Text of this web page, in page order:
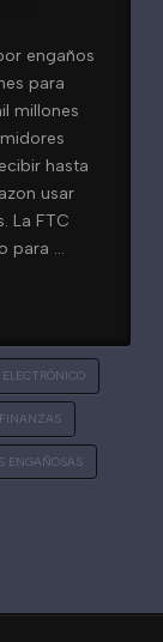
engaños
para
millones
hasta
usar
La FTC
para …
FINANZAS
ENGAÑOSAS